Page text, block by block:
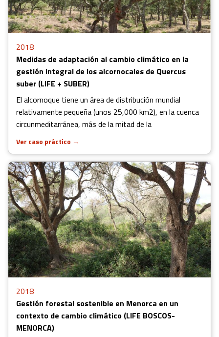
2018
Medidas de adaptación al cambio climático en la
gestión integral de los alcornocales de Quercus
suber (LIFE + SUBER)
El alcornoque tiene un área de distribución mundial
relativamente pequeña (unos 25,000 km2), en la cuenca
circunmeditarránea, más de la mitad de la
Ver caso práctico →
2018
Gestión forestal sostenible en Menorca en un
contexto de cambio climático (LIFE BOSCOS-
MENORCA)